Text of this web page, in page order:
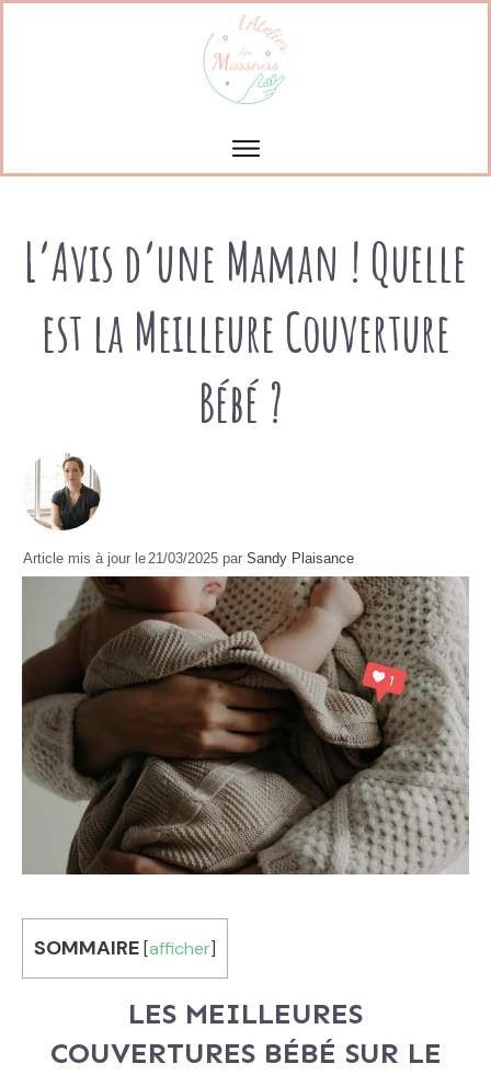
L’Avis d’une Maman ! Quelle
est la Meilleure Couverture
Bébé ?
Article mis à jour le21/03/2025 par Sandy Plaisance
SOMMAIRE [afficher]
LES MEILLEURES
COUVERTURES BÉBÉ SUR LE